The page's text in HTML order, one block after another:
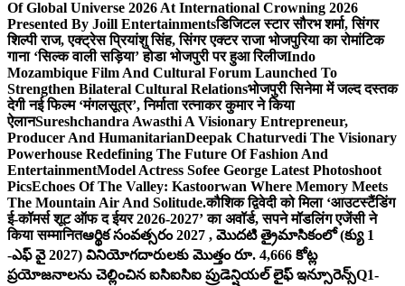
Of Global Universe 2026 At International Crowning 2026
Presented By Joill Entertainmentsडिजिटल स्टार सौरभ शर्मा, सिंगर
शिल्पी राज, एक्ट्रेस प्रियांशु सिंह, सिंगर एक्टर राजा भोजपुरिया का रोमांटिक
गाना ‘सिल्क वाली सड़िया’ होडा भोजपुरी पर हुआ रिलीजIndo
Mozambique Film And Cultural Forum Launched To
Strengthen Bilateral Cultural Relationsभोजपुरी सिनेमा में जल्द दस्तक
देगी नई फिल्म ‘मंगलसूत्र’, निर्माता रत्नाकर कुमार ने किया
ऐलानSureshchandra Awasthi A Visionary Entrepreneur,
Producer And HumanitarianDeepak Chaturvedi The Visionary
Powerhouse Redefining The Future Of Fashion And
EntertainmentModel Actress Sofee George Latest Photoshoot
PicsEchoes Of The Valley: Kastoorwan Where Memory Meets
The Mountain Air And Solitude.कौशिक द्विवेदी को मिला ‘आउटस्टैंडिंग
ई-कॉमर्स शूट ऑफ द ईयर 2026-2027’ का अवॉर्ड, सपने मॉडलिंग एजेंसी ने
किया सम्मानितఆర్థిక సంవత్సరం 2027 , మొదటి త్రైమాసికంలో (క్యు 1
-ఎఫ్ వై 2027) వినియోగదారులకు మొత్తం రూ. 4,666 కోట్ల
ప్రయోజనాలను చెల్లించిన ఐసిఐసిఐ ప్రుడెన్షియల్ లైఫ్ ఇన్సూరెన్స్Q1-